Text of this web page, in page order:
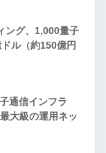
ング、1,000量子
ル（約150億円
通信インフラ
大級の運用ネッ